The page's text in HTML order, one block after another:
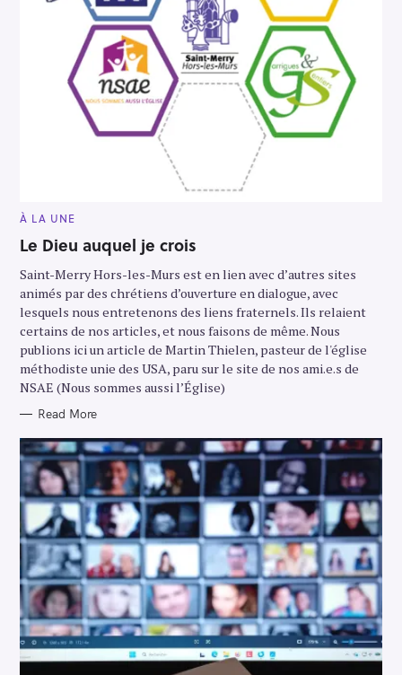
M
I
N
A
E
G
O
R
Y
À LA UNE
Le Dieu auquel je crois
Saint-Merry Hors-les-Murs est en lien avec d’autres sites
animés par des chrétiens d’ouverture en dialogue, avec
lesquels nous entretenons des liens fraternels. Ils relaient
certains de nos articles, et nous faisons de même. Nous
publions ici un article de Martin Thielen, pasteur de l'église
méthodiste unie des USA, paru sur le site de nos ami.e.s de
NSAE (Nous sommes aussi l’Église)
Read More